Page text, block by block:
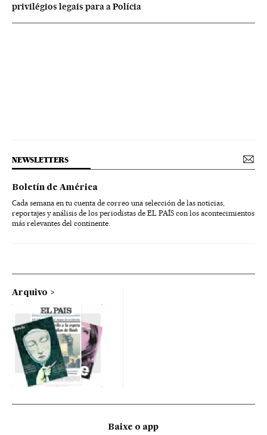
privilégios legais para a Polícia
NEWSLETTERS
Boletín de América
Cada semana en tu cuenta de correo una selección de las noticias,
reportajes y análisis de los periodistas de EL PAÍS con los acontecimientos
más relevantes del continente.
Arquivo
Baixe o app